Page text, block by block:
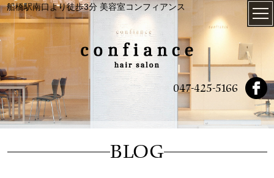
船橋駅南口より徒歩3分 美容室コンフィアンス
047-425-5166
BLOG